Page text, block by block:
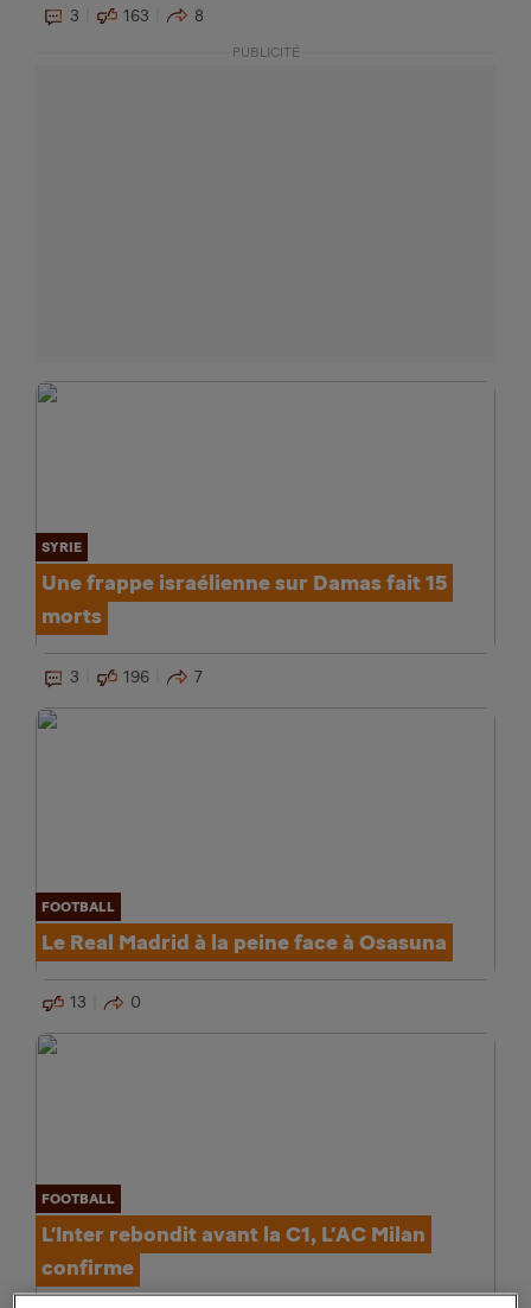
3 163 8
SYRIE
Une frappe israélienne sur Damas fait 15
morts
3 196 7
FOOTBALL
Le Real Madrid à la peine face à Osasuna
13 0
PUBLICITÉ
FOOTBALL
L’Inter rebondit avant la C1, L’AC Milan
confirme